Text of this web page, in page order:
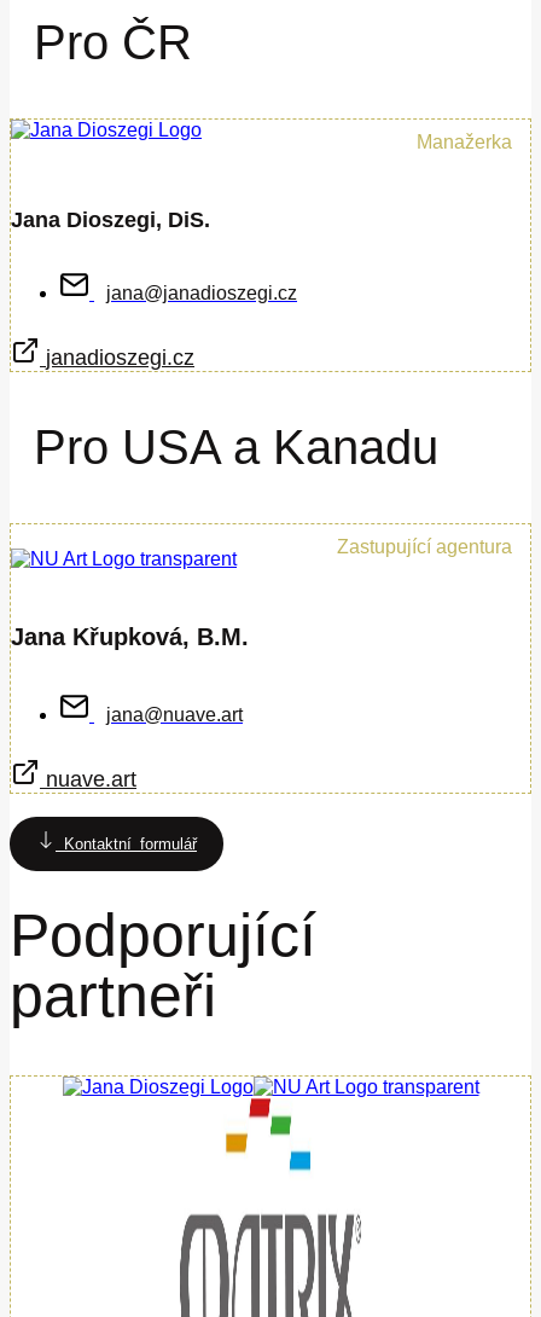
Pro ČR
Jana Dioszegi, DiS.
Manažerka
jana@janadioszegi.cz
janadioszegi.cz
Pro USA a Kanadu
Jana Křupková, B.M.
jana@nuave.art
Zastupující agentura
nuave.art
Kontaktní formulář
Podporující
partneři